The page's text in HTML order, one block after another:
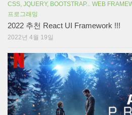
CSS, JQUERY, BOOTSTRAP... WEB
프로그래밍
2022 추천 React UI Framework !!!
2022년 4월 19일